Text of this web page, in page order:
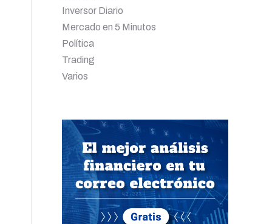
Inversor Diario
Mercado en 5 Minutos
Política
Trading
Varios